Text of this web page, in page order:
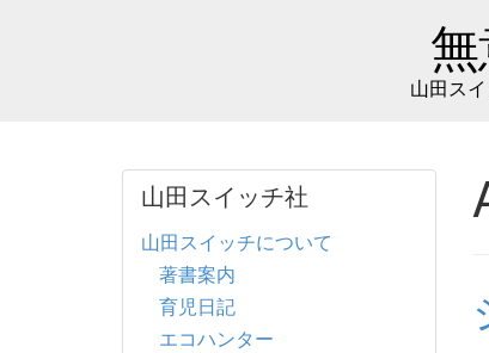
山田ス
山田スイッチ社
山田スイッチについて
著書案内
育児日記
エコハンター